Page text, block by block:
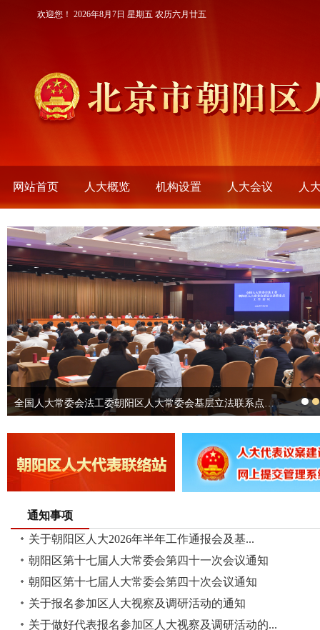
欢迎您！ 2026年8月7日 星期五 农历六月廿五
网站首页 人大概览 机构设置 人大会议 人
朝阳区人大2026年半年工作通报会举行
通知事项
关于朝阳区人大2026年半年工作通报会及基...
朝阳区第十七届人大常委会第四十一次会议通知
朝阳区第十七届人大常委会第四十次会议通知
关于报名参加区人大视察及调研活动的通知
关于做好代表报名参加区人大视察及调研活动的...